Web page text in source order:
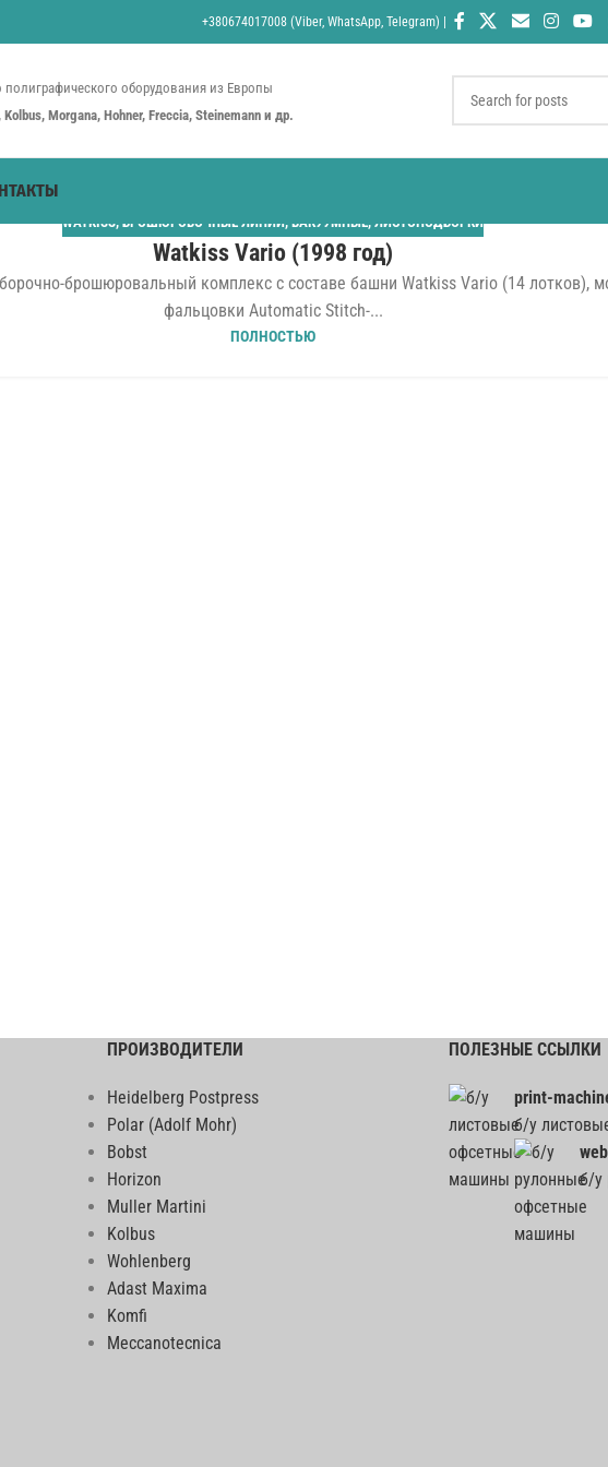
+380674017008 (Viber, WhatsApp, Telegram) |
оборудования из Европы
Morgana, Hohner, Freccia, Steinemann и др.
WATKISS, БРОШЮРОВОЧНЫЕ ЛИНИИ, ВАКУУМНЫЕ, ЛИСТОПОДБОРКИ
Watkiss Vario (1998 год)
брошюровальный комплекс с составе башни Watkiss Vario (14 лотков),
фальцовки Automatic Stitch-...
ПОЛНОСТЬЮ
ПРОИЗВОДИТЕЛИ
Heidelberg Postpress
Polar (Adolf Mohr)
Bobst
Horizon
Muller Martini
Kolbus
Wohlenberg
Adast Maxima
Komfi
Meccanotecnica
ПОЛЕЗНЫЕ ССЫЛКИ
print-
б/у
б/у